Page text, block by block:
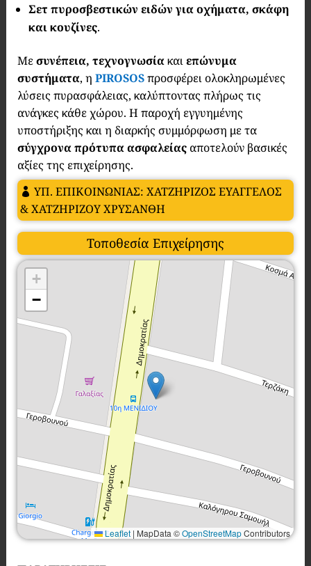
Σετ πυροσβεστικών ειδών για οχήματα, σκάφη
και κουζίνες.
Μεσυνέπεια, τεχνογνωσίακαιεπώνυμα
συστήματα, η PIROSOSπροσφέρει ολοκληρωμένες
λύσεις πυρασφάλειας, καλύπτοντας πλήρως τις
ανάγκες κάθε χώρου. Η παροχή εγγυημένης
υποστήριξης και η διαρκής συμμόρφωση με τα
σύγχρονα πρότυπα ασφαλείαςαποτελούν βασικές
αξίες της επιχείρησης.
ΥΠ. ΕΠΙΚΟΙΝΩΝΙΑΣ: ΧΑΤΖΗΡΙΖΟΣ ΕΥΑΓΓΕΛΟΣ
& ΧΑΤΖΗΡΙΖΟΥ ΧΡΥΣΑΝΘΗ
Τοποθεσία Επιχείρησης
+
−
Leaflet | MapData ©OpenStreetMapContributors